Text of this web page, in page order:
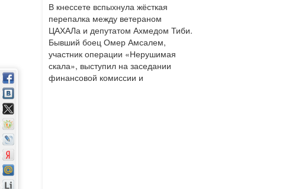
В кнессете вспыхнула жёсткая
перепалка между ветераном
ЦАХАЛа и депутатом Ахмедом Тиби.
Бывший боец Омер Амсалем,
участник операции «Нерушимая
скала», выступил на заседании
финансовой комиссии и